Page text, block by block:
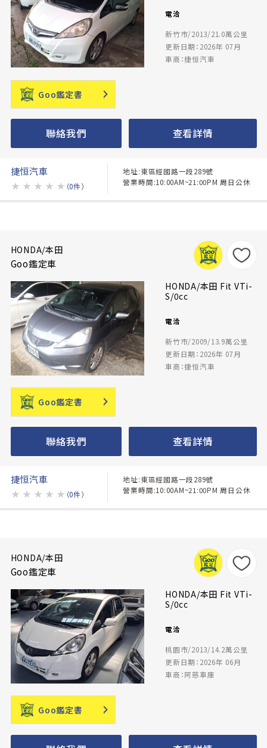
電洽
新竹市/2013/21.0萬公里
更新日期：2026年 07月
車商：捷恒汽車
Goo鑑定書
聯絡我們 查看詳情
捷恒汽車
★ ★ ★ ★ ★ （0件）
地址:東區經國路一段289號
營業時間:10:00AM~21:00PM 周日公休
HONDA/本田
Goo鑑定車
HONDA/本田 Fit VTi-
S/0cc
電洽
新竹市/2009/13.9萬公里
更新日期：2026年 07月
車商：捷恒汽車
Goo鑑定書
聯絡我們 查看詳情
捷恒汽車
★ ★ ★ ★ ★ （0件）
地址:東區經國路一段289號
營業時間:10:00AM~21:00PM 周日公休
HONDA/本田
Goo鑑定車
HONDA/本田 Fit VTi-
S/0cc
電洽
桃園市/2013/14.2萬公里
更新日期：2026年 06月
車商：阿慈車庫
Goo鑑定書